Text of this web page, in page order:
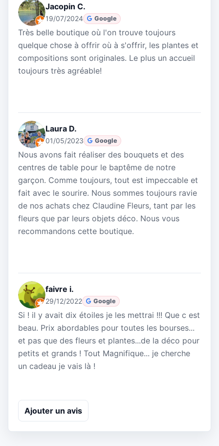
Jacopin C.
19/07/2024 Google
Très belle boutique où l'on trouve toujours
quelque chose à offrir où à s'offrir, les plantes et
compositions sont originales. Le plus un accueil
toujours très agréable!
Laura D.
01/05/2023 Google
Nous avons fait réaliser des bouquets et des
centres de table pour le baptême de notre
garçon. Comme toujours, tout est impeccable et
fait avec le sourire. Nous sommes toujours ravie
de nos achats chez Claudine Fleurs, tant par les
fleurs que par leurs objets déco. Nous vous
recommandons cette boutique.
faivre i.
29/12/2022 Google
Si ! il y avait dix étoiles je les mettrai !!! Que c est
beau. Prix abordables pour toutes les bourses...
et pas que des fleurs et plantes...de la déco pour
petits et grands ! Tout Magnifique... je cherche
un cadeau je vais là !
Ajouter un avis